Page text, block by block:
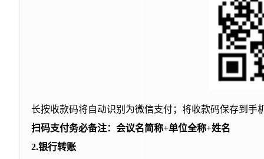
长按收款码将自动识别为微信支付；将收款码保存到手
扫码支付务必备注： 会议名简称+单位全称+姓名
2.银行转账